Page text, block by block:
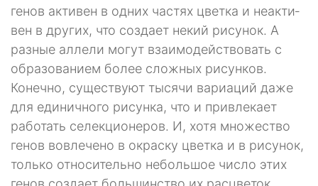
генов активен в одних частях цветка и неакти­
вен в других, что создает некий рисунок. А
разные аллели могут взаимо­действовать с
образованием более сложных рисунков.
Конечно, су­ществуют тысячи вариаций даже
для единичного рисунка, что и привле­кает
работать селекционеров. И, хотя множество
генов вовлечено в окраску цветка и в рисунок,
только относительно небольшое число этих